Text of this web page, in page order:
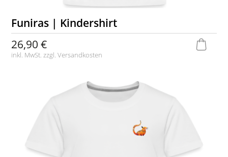
Funiras | Kindershirt
26,90 €
inkl. MwSt. zzgl.Versandkosten